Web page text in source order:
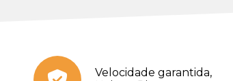
Velocidade garantida,